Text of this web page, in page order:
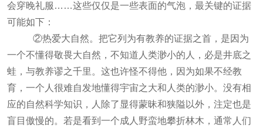
会穿晚礼服……这些仅仅是一些表面的气泡，最关键的证据
可能如下：
②热爱大自然。把它列为有教养的证据之首，是因为
一个不懂得敬畏大自然，不知道人类渺小的人，必是井底之
蛙，与教养谬之千里。这也许怪不得他，因为如果不经教
育，一个人很难自发地懂得宇宙之大和人类的渺小。没有相
应的自然科学知识，人除了显得蒙昧和狭隘以外，注定也是
盲目傲慢的。若是看到一个成人野蛮地攀折林木，通常人们